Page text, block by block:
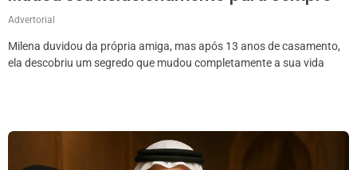
Advertorial
Milena duvidou da própria amiga, mas após 13 anos de casamento,
ela descobriu um segredo que mudou completamente a sua vida